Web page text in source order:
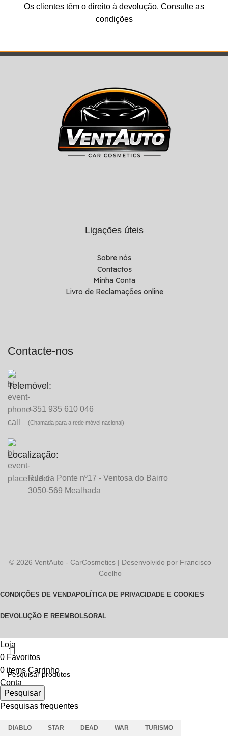
Os clientes têm o direito à devolução. Consulte as
condições
Contacte-nos
Telemóvel:
+351 935 610 046
(Chamada para a rede móvel nacional)
Localização:
Rua da Ponte nº17 - Ventosa do Bairro
3050-569 Mealhada
Ligações úteis
Sobre nós
Contactos
Minha Conta
Livro de Reclamações online
© 2026 VentAuto - CarCosmetics | Desenvolvido por Francisco
Coelho
CONDIÇÕES DE VENDAPOLÍTICA DE PRIVACIDADE E COOKIES
DEVOLUÇÃO E REEMBOLSORAL
Pesquisar
Pesquisas frequentes
DIABLO STAR DEAD WAR TURISMO
Loja
0 Favoritos
0 items Carrinho
Conta